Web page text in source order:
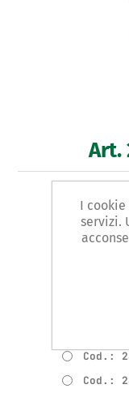
Art.
Cod.:
Cod.:
Cod.:
Cod.:
Cod.:
Cod.:
I
servizi.